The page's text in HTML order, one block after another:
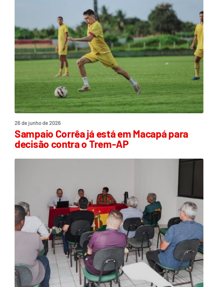
26 de junho de 2026
Sampaio Corrêa já está em Macapá para
decisão contra o Trem-AP